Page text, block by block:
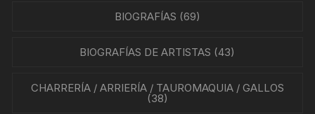
BIOGRAFÍAS (69)
BIOGRAFÍAS DE ARTISTAS (43)
CHARRERÍA / ARRIERÍA / TAUROMAQUIA / GALLOS
(38)